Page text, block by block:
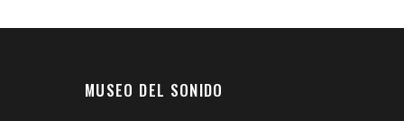
MUSEO DEL SONIDO